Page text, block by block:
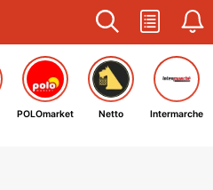
POLOmarket Netto Intermarche